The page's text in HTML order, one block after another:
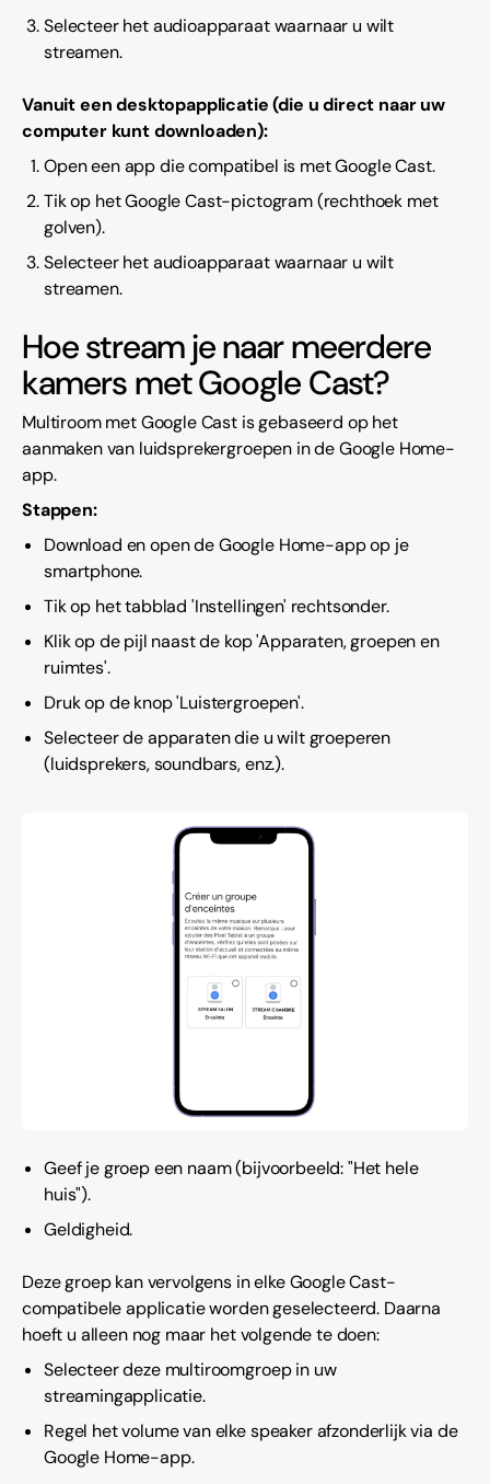
Selecteer het audioapparaat waarnaar u wilt
streamen.
Vanuit een desktopapplicatie (die u direct naar uw
computer kunt downloaden):
Open een app die compatibel is met Google Cast.
Tik op het Google Cast-pictogram (rechthoek met
golven).
Selecteer het audioapparaat waarnaar u wilt
streamen.
Hoe stream je naar meerdere
kamers met Google Cast?
Multiroom met Google Cast is gebaseerd op het
aanmaken van luidsprekergroepen in de Google Home-
app.
Stappen:
Download en open de Google Home-app op je
smartphone.
Tik op het tabblad 'Instellingen' rechtsonder.
Klik op de pijl naast de kop 'Apparaten, groepen en
ruimtes'.
Druk op de knop 'Luistergroepen'.
Selecteer de apparaten die u wilt groeperen
(luidsprekers, soundbars, enz.).
Geef je groep een naam (bijvoorbeeld: "Het hele
huis").
Geldigheid.
Deze groep kan vervolgens in elke Google Cast-
compatibele applicatie worden geselecteerd. Daarna
hoeft u alleen nog maar het volgende te doen:
Selecteer deze multiroomgroep in uw
streamingapplicatie.
Regel het volume van elke speaker afzonderlijk via de
Google Home-app.